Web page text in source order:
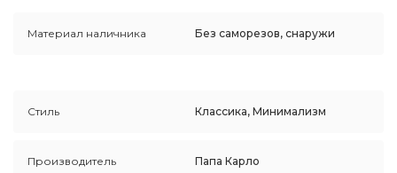
Материал наличника Без саморезов, снаружи
Стиль Классика, Минимализм
Производитель Папа Карло